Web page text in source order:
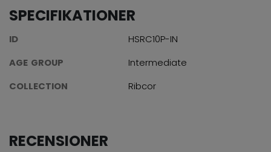
SPECIFIKATIONER
ID
HSRC10P-IN
AGE GROUP
Intermediate
COLLECTION
Ribcor
RECENSIONER